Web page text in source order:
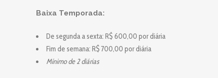
Baixa Temporada:
De segunda a sexta: R$ 600,00 por diária
Fim de semana: R$ 700,00 por diária
Mínimo de 2 diárias